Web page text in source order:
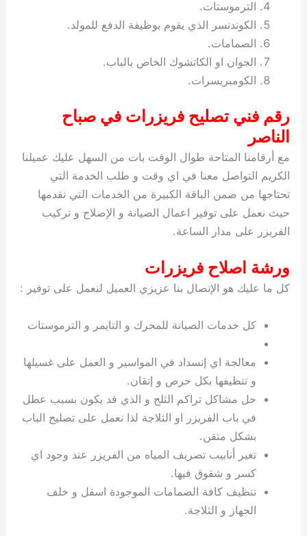
الترموستات.
الكوندنسر الذي يقوم بوظيفة الدفع للمولد.
الصمامات.
الجوان او الكاتشوك الخاص بالباب.
الكومبريسرات.
رقم فني تصليح فريزرات في صباح
الناصر
مع أرقامنا المتاحة طوال الوقت بات من السهل عليك عميلنا
الكريم التواصل معنا في اي وقت و طلب الخدمة التي
تحتاجها من ضمن الباقة الكبيرة من الخدمات التي نقدمها
حيث نعمل على توفير اعمال الصيانة و الإصلاح و تركيب
الفريزر على مدار الساعة.
ورشة اصلاح فريزرات
كل ما عليك هو الإتصال بنا عزيزي العميل لنعمل على توفير :
كل خدمات الصيانة للمحرك و التايمر و الترموستات
معالجة اي إنسداد في المواسير و العمل على غسيلها
و تنظيفها بكل حرص و إتقان.
حل مشاكل تراكم الثلج و الذي قد يكون بسبب عطل
في باب الفريزر او الثلاجة لذا نعمل على تصليح الباب
بشكل متقن.
تغير أنابيب تصريف المياه من الفريزر عند وجود اي
كسر و شقوق فيها.
تنظيف كافة الصمامات الموجودة اسفل و خلف
الجهاز و الثلاجة.